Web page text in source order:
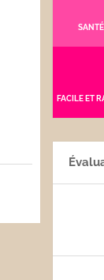
SANTÉ
FACILE ET